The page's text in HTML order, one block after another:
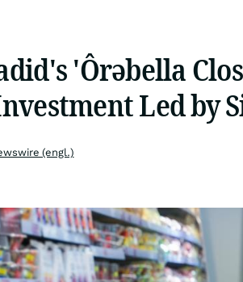
'Ôrəbella
Led by
(engl.)